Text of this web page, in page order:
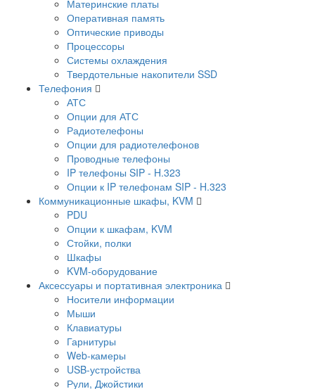
Материнские платы
Оперативная память
Оптические приводы
Процессоры
Системы охлаждения
Твердотельные накопители SSD
Телефония
АТС
Опции для АТС
Радиотелефоны
Опции для радиотелефонов
Проводные телефоны
IP телефоны SIP - H.323
Опции к IP телефонам SIP - H.323
Коммуникационные шкафы, KVM
PDU
Опции к шкафам, KVM
Стойки, полки
Шкафы
KVM-оборудование
Аксессуары и портативная электроника
Носители информации
Мыши
Клавиатуры
Гарнитуры
Web-камеры
USB-устройства
Рули, Джойстики